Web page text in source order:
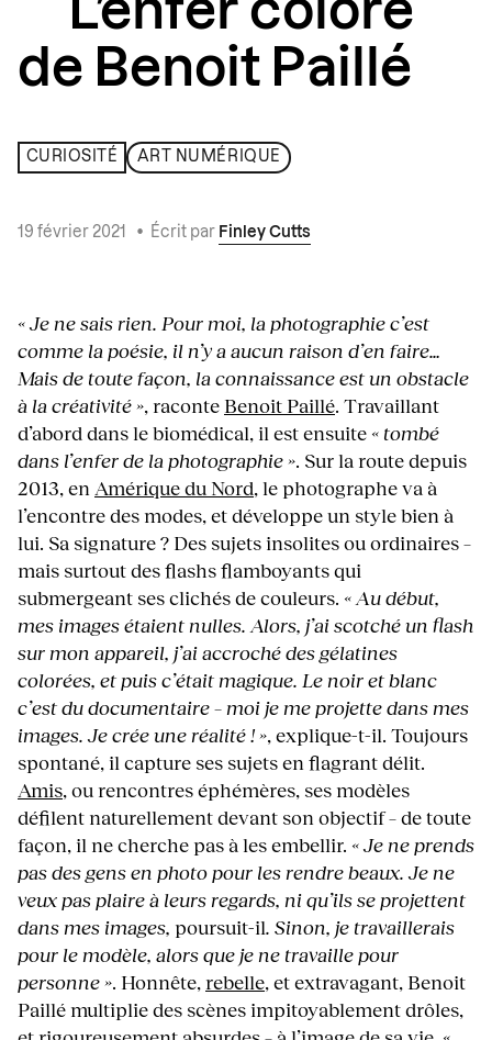
L’enfer coloré
de Benoit Paillé
CURIOSITÉ ART NUMÉRIQUE
19 février 2021 • Écrit par Finley Cutts
« Je ne sais rien. Pour moi, la photographie c’est
comme la poésie, il n’y a aucun raison d’en faire…
Mais de toute façon, la connaissance est un obstacle
à la créativité », raconte Benoit Paillé. Travaillant
d’abord dans le biomédical, il est ensuite « tombé
dans l’enfer de la photographie ». Sur la route depuis
2013, en Amérique du Nord, le photographe va à
l’encontre des modes, et développe un style bien à
lui. Sa signature ? Des sujets insolites ou ordinaires –
mais surtout des flashs flamboyants qui
submergeant ses clichés de couleurs. « Au début,
mes images étaient nulles. Alors, j’ai scotché un flash
sur mon appareil, j’ai accroché des gélatines
colorées, et puis c’était magique. Le noir et blanc
c’est du documentaire – moi je me projette dans mes
images. Je crée une réalité ! », explique-t-il. Toujours
spontané, il capture ses sujets en flagrant délit.
Amis, ou rencontres éphémères, ses modèles
défilent naturellement devant son objectif – de toute
façon, il ne cherche pas à les embellir. « Je ne prends
pas des gens en photo pour les rendre beaux. Je ne
veux pas plaire à leurs regards, ni qu’ils se projettent
dans mes images, poursuit-il. Sinon, je travaillerais
pour le modèle, alors que je ne travaille pour
personne ». Honnête,rebelle, et extravagant, Benoit
Paillé multiplie des scènes impitoyablement drôles,